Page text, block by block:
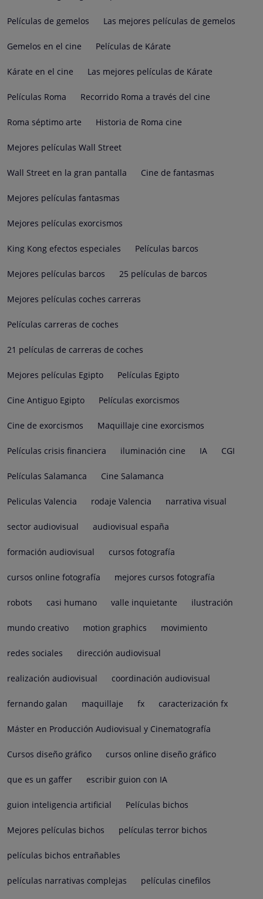
Películas de gemelos Las mejores películas de gemelos
Gemelos en el cine Películas de Kárate
Kárate en el cine Las mejores películas de Kárate
Películas Roma Recorrido Roma a través del cine
Roma séptimo arte Historia de Roma cine
Mejores películas Wall Street
Wall Street en la gran pantalla Cine de fantasmas
Mejores películas fantasmas
Mejores películas exorcismos
King Kong efectos especiales Películas barcos
Mejores películas barcos 25 películas de barcos
Mejores películas coches carreras
Películas carreras de coches
21 películas de carreras de coches
Mejores películas Egipto Películas Egipto
Cine Antiguo Egipto Películas exorcismos
Cine de exorcismos Maquillaje cine exorcismos
Películas crisis financiera iluminación cine IA CGI
Películas Salamanca Cine Salamanca
Peliculas Valencia rodaje Valencia narrativa visual
sector audiovisual audiovisual españa
formación audiovisual cursos fotografía
cursos online fotografía mejores cursos fotografía
robots casi humano valle inquietante ilustración
mundo creativo motion graphics movimiento
redes sociales dirección audiovisual
realización audiovisual coordinación audiovisual
fernando galan maquillaje fx caracterización fx
Máster en Producción Audiovisual y Cinematografía
Cursos diseño gráfico cursos online diseño gráfico
que es un gaffer escribir guion con IA
guion inteligencia artificial Películas bichos
Mejores películas bichos películas terror bichos
películas bichos entrañables
películas narrativas complejas películas cinefilos